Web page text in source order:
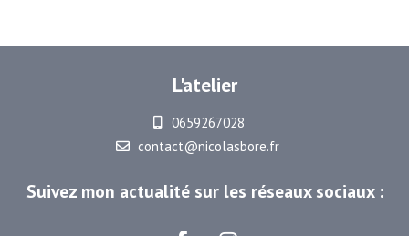
L'atelier
0659267028
contact@nicolasbore.fr
Suivez mon actualité sur les réseaux sociaux :